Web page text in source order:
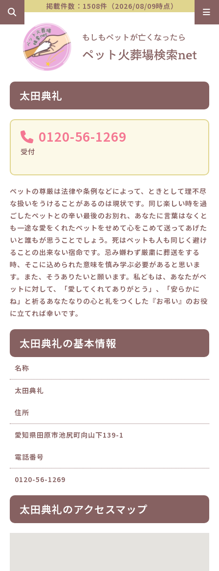
掲載件数：1508件（2026/08/09時点）
太田典礼
0120-56-1269
受付
ペットの尊厳は法律や条例などによって、ときとして理不尽
な扱いをうけることがあるのは現状です。同じ楽しい時を過
ごしたペットとの辛い最後のお別れ、あなたに言葉はなくと
も一途な愛をくれたペットをせめて心をこめて送ってあげた
いと誰もが思うことでしょう。死はペットも人も同じく避け
ることの出来ない宿命です。忌み嫌わず厳粛に葬送をする
時、そこに込められた意味を慎み学ぶ必要があると思いま
す。また、そうありたいと願います。私どもは、あなたがペ
ットに対して、「愛してくれてありがとう」、「安らかに
ね」と祈るあなたなりの心と礼をつくした『お弔い』のお役
に立てれば幸いです。
太田典礼の基本情報
名称
太田典礼
住所
愛知県田原市池尻町向山下139-1
電話番号
0120-56-1269
太田典礼のアクセスマップ